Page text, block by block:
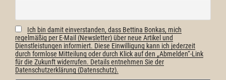
Ich bin damit einverstanden, dass Bettina Bonkas, mich
regelmäßig per E-Mail (Newsletter) über neue Artikel und
Dienstleistungen informiert. Diese Einwilligung kann ich jederzeit
durch formlose Mitteilung oder durch Klick auf den „Abmelden“-Link
für die Zukunft widerrufen. Details entnehmen Sie der
Datenschutzerklärung (Datenschutz).